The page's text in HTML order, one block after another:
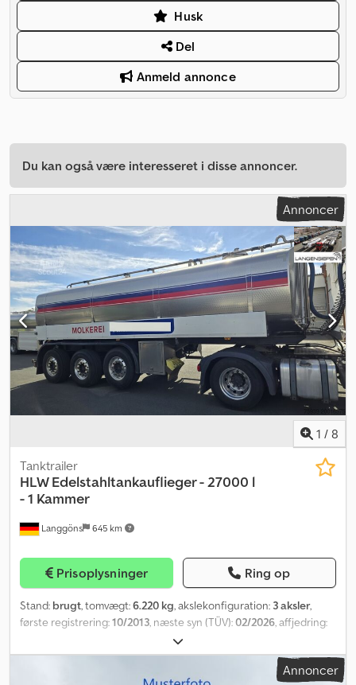
Husk
Del
Anmeld annonce
Du kan også være interesseret i disse annoncer.
Annoncer
1 / 8
Langgöns 645 km
Tanktrailer
HLW Edelstahltankauflieger - 27000 l
- 1 Kammer
Prisoplysninger Ring op
Stand: brugt, tomvægt:6.220 kg, akslekonfiguration: 3 aksler,
første registrering:10/2013, næste syn (TÜV):02/2026, affjedring:
anden
emissionsklasse:ingen, Udstyr:ABS, 3-akslet rustfrit ståltanktrailer
fra HLW - Førstegangsregistrering: 09.10.2013 - Antal aksler: 3 -
Annoncer